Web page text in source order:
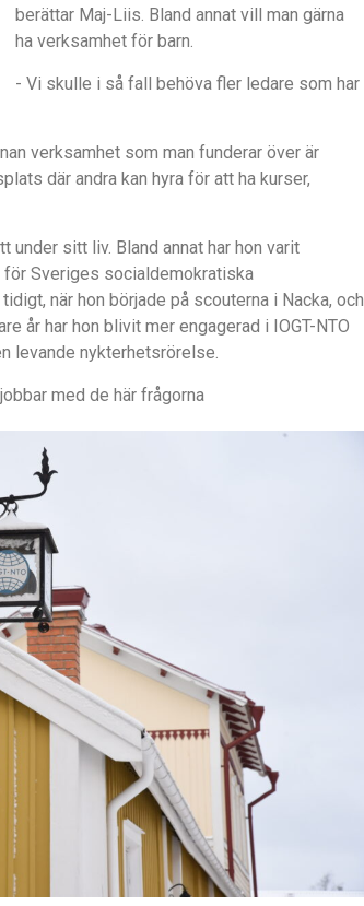
berättar Maj-Liis. Bland annat vill man gärna
ha verksamhet för barn.
- Vi skulle i så fall behöva fler ledare som har
verksamhet som man funderar över är
där andra kan hyra för att ha kurser,
sitt liv. Bland annat har hon varit
Sveriges socialdemokratiska
när hon började på scouterna i Nacka, och
år har hon blivit mer engagerad i IOGT-NTO
levande nykterhetsrörelse.
med de här frågorna